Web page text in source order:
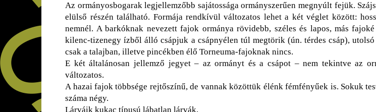
Az ormányosbogarak legjellemzőbb sajátossága ormányszerűen megnyúlt fejük.
elülső részén található. Formája rendkívül változatos lehet a két véglet között:
nemnél. A barkóknak nevezett fajok ormánya rövidebb, széles és lapos, más
kilenc-tizenegy ízből álló csápjuk a csápnyélen túl megtörik (ún. térdes csáp),
csak a talajban, illetve pincékben élő Torneuma-fajoknak nincs.
E két általánosan jellemző jegyet – az ormányt és a csápot – nem tekintve az
változatos.
A hazai fajok többsége rejtőszínű, de vannak közöttük élénk fémfényűek is. Sokuk
száma négy.
Lárváik kukac típusú lábatlan lárvák.